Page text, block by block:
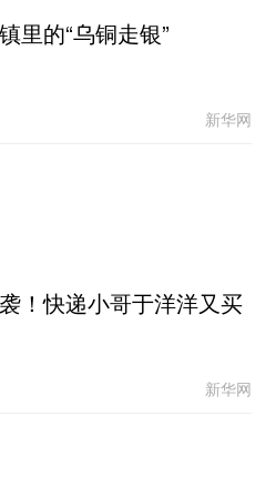
里的“乌铜走银”
新华网
！快递小哥于洋洋又买
新华网